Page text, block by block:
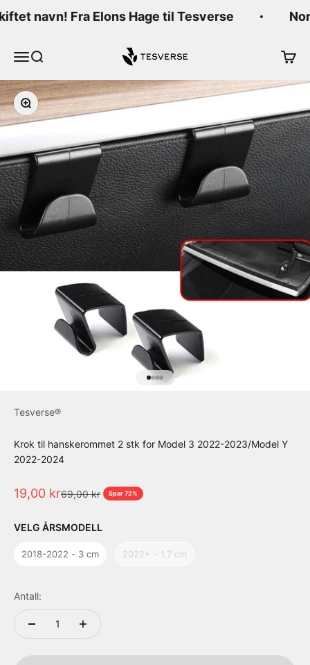
navn! Fra Elons Hage til Tesverse
Meny
Søk Tesverse
Forstørr
Go to item 1
Go to item 2
Go to item 3
Go to item 4
Tesverse®
Krok til hanskerommet 2 stk for Model 3 2022-2023/Model Y
2022-2024
Salgspris
19,00 krNormalpris
69,00 kr Spar 72%
VELG ÅRSMODELL
2018-2022 - 3 cm 2022+ - 1.7 cm
Antall: